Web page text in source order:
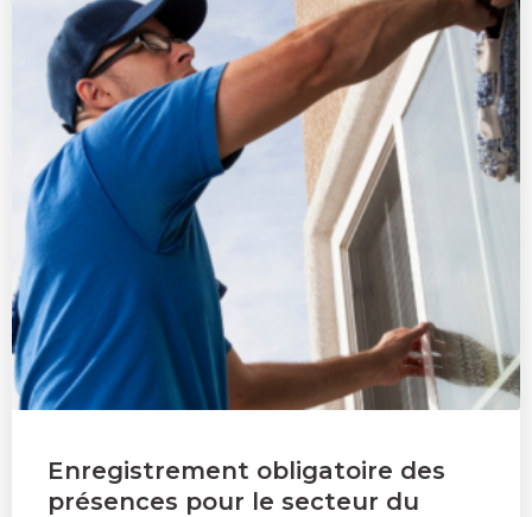
Enregistrement obligatoire des
présences pour le secteur du